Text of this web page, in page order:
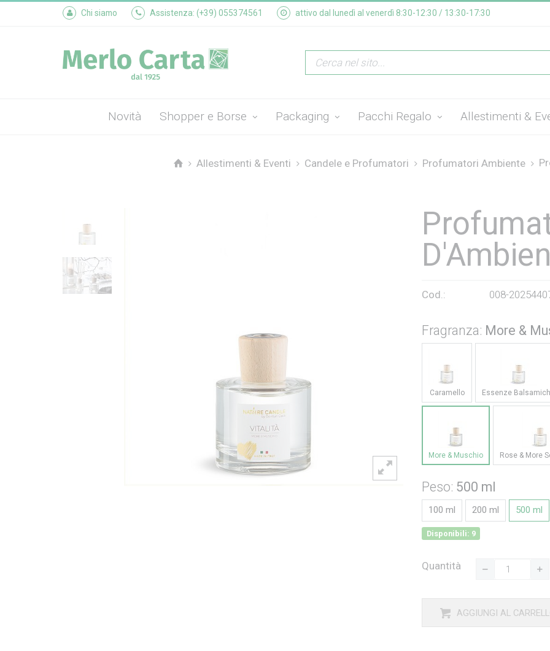
Chi siamo Assistenza: (+39) 055374561 attivo dal lunedì al venerdì 8:30-12:30 / 13:30-17:30
Novità Shopper e Borse Packaging Pacchi Regalo Allestimenti &
Allestimenti & Eventi Candele e Profumatori Profumatori Ambiente
Cod.: 008-
Fragranza: More &
Caramello Essenze
More & Muschio Rose & More
Peso: 500 ml
100 ml 200 ml 500 ml
Disponibili: 9
Quantità
AGGIUNGI AL